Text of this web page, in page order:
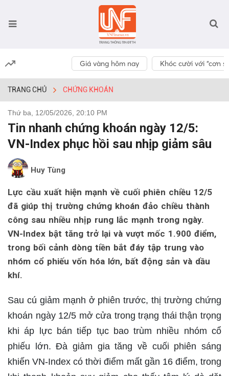
Giá vàng hôm nay Khóc cười với “cơn
TRANG CHỦ CHỨNG KHOÁN
Thứ ba, 12/05/2026, 20:10 PM
Tin nhanh chứng khoán ngày 12/5:
VN-Index phục hồi sau nhịp giảm sâu
Huy Tùng
Lực cầu xuất hiện mạnh về cuối phiên chiều 12/5
đã giúp thị trường chứng khoán đảo chiều thành
công sau nhiều nhịp rung lắc mạnh trong ngày.
VN-Index bật tăng trở lại và vượt mốc 1.900 điểm,
trong bối cảnh dòng tiền bắt đáy tập trung vào
nhóm cổ phiếu vốn hóa lớn, bất động sản và dầu
khí.
Sau cú giảm mạnh ở phiên trước, thị trường chứng
khoán ngày 12/5 mở cửa trong trạng thái thận trọng
khi áp lực bán tiếp tục bao trùm nhiều nhóm cổ
phiếu lớn. Đà giảm gia tăng về cuối phiên sáng
khiến VN-Index có thời điểm mất gần 16 điểm, trong